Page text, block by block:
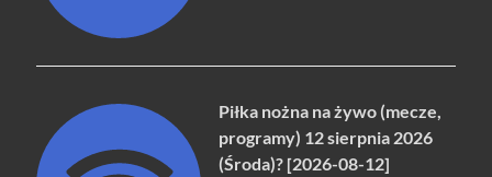
Piłka nożna na żywo (mecze,
programy) 12 sierpnia 2026
(Środa)? [2026-08-12]